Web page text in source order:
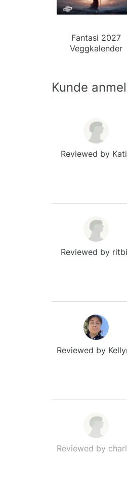
Fantasi 2027
Veggkalender
Kunde
Reviewed by
Reviewed by
Reviewed by
Reviewed by